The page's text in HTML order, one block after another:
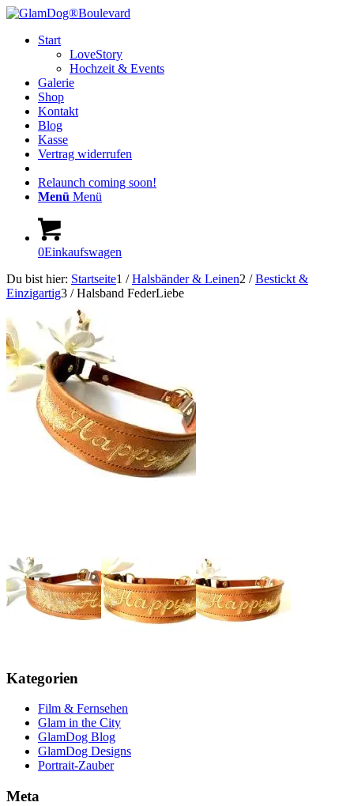
Start
LoveStory
Hochzeit & Events
Galerie
Shop
Kontakt
Blog
Kasse
Vertrag widerrufen
Relaunch coming soon!
Menü Menü
0Einkaufswagen
Du bist hier: Startseite1 / Halsbänder & Leinen2 / Bestickt &
Einzigartig3 / Halsband FederLiebe
Kategorien
Film & Fernsehen
Glam in the City
GlamDog Blog
GlamDog Designs
Portrait-Zauber
Meta